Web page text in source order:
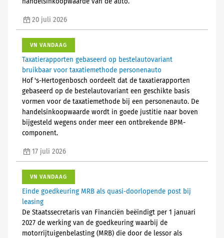
20 juli 2026
VN VANDAAG
Taxatierapporten gebaseerd op bestelautovariant
bruikbaar voor taxatiemethode personenauto
Hof 's-Hertogenbosch oordeelt dat de taxatierapporten
gebaseerd op de bestelautovariant een geschikte basis
vormen voor de taxatiemethode bij een personenauto. De
handelsinkoopwaarde wordt in goede justitie naar boven
bijgesteld wegens onder meer een ontbrekende BPM-
component.
17 juli 2026
VN VANDAAG
Einde goedkeuring MRB als quasi-doorlopende post bij
leasing
De Staatssecretaris van Financiën beëindigt per 1 januari
2027 de werking van de goedkeuring waarbij de
motorrijtuigenbelasting (MRB) die door de lessor als